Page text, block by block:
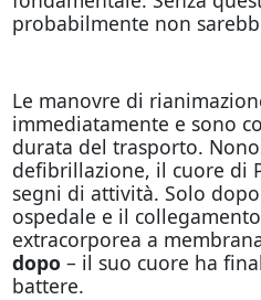
probabilmente non
Le manovre di
immediatamente e sono
durata del trasporto.
defibrillazione, il cuore di
segni di attività. Solo
ospedale e il
extracorporea a
dopo – il suo cuore ha
battere.